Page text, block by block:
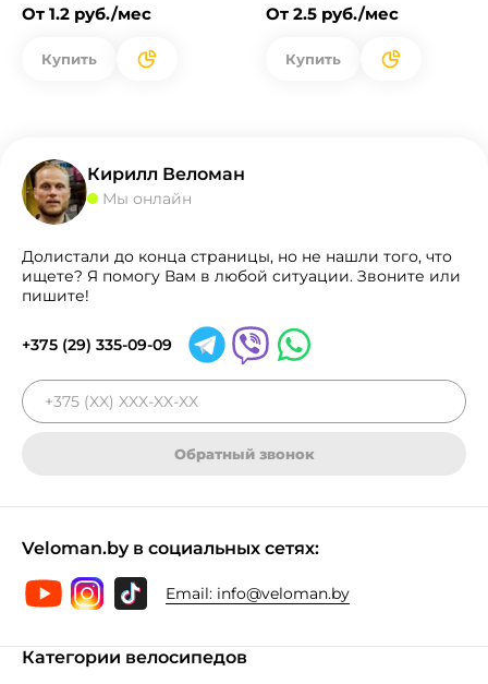
От 1.2 руб./мес
Купить
От 2.5 руб./мес
Купить
Кирилл Веломан
Мы онлайн
Долистали до конца страницы, но не нашли того, что
ищете? Я помогу Вам в любой ситуации. Звоните или
пишите!
+375 (29) 335-09-09
Обратный звонок
Veloman.by в социальных сетях:
Email: info@veloman.by
Категории велосипедов